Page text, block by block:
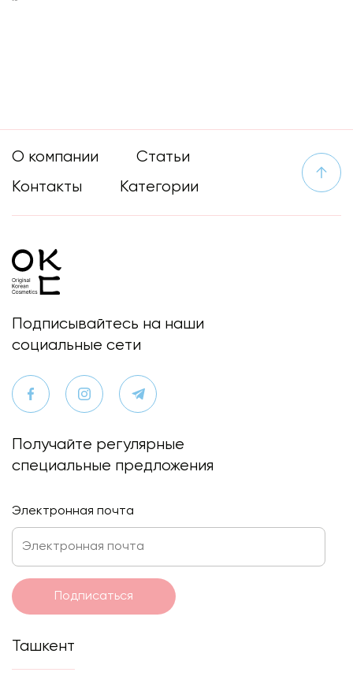
О компании
Статьи
Контакты
Категории
Подписывайтесь на наши
социальные сети
Получайте регулярные
специальные предложения
Электронная почта
Подписаться
Ташкент